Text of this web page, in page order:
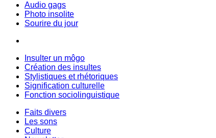
Audio gags
Photo insolite
Sourire du jour
Insulter un môgo
Création des insultes
Stylistiques et rhétoriques
Signification culturelle
Fonction sociolinguistique
Faits divers
Les sons
Culture